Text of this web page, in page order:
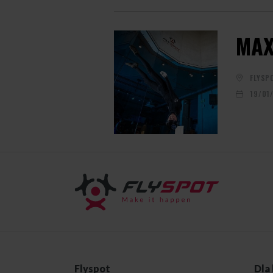
19/
Flyspot Dla